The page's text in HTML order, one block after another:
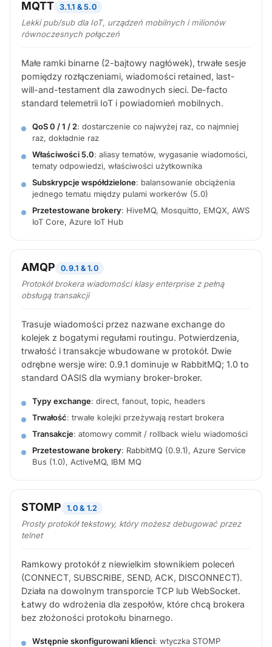
MQTT 3.1.1 & 5.0
Lekki pub/sub dla IoT, urządzeń mobilnych i milionów
równoczesnych połączeń
Małe ramki binarne (2-bajtowy nagłówek), trwałe sesje
pomiędzy rozłączeniami, wiadomości retained, last-
will-and-testament dla zawodnych sieci. De-facto
standard telemetrii IoT i powiadomień mobilnych.
QoS 0 / 1 / 2: dostarczenie co najwyżej raz, co najmniej
raz, dokładnie raz
Właściwości 5.0: aliasy tematów, wygasanie wiadomości,
tematy odpowiedzi, właściwości użytkownika
Subskrypcje współdzielone: balansowanie obciążenia
jednego tematu między pulami workerów (5.0)
Przetestowane brokery: HiveMQ, Mosquitto, EMQX, AWS
IoT Core, Azure IoT Hub
AMQP 0.9.1 & 1.0
Protokół brokera wiadomości klasy enterprise z pełną
obsługą transakcji
Trasuje wiadomości przez nazwane exchange do
kolejek z bogatymi regułami routingu. Potwierdzenia,
trwałość i transakcje wbudowane w protokół. Dwie
odrębne wersje wire: 0.9.1 dominuje w RabbitMQ; 1.0 to
standard OASIS dla wymiany broker-broker.
Typy exchange: direct, fanout, topic, headers
Trwałość: trwałe kolejki przeżywają restart brokera
Transakcje: atomowy commit / rollback wielu wiadomości
Przetestowane brokery: RabbitMQ (0.9.1), Azure Service
Bus (1.0), ActiveMQ, IBM MQ
STOMP 1.0 & 1.2
Prosty protokół tekstowy, który możesz debugować przez
telnet
Ramkowy protokół z niewielkim słownikiem poleceń
(CONNECT, SUBSCRIBE, SEND, ACK, DISCONNECT).
Działa na dowolnym transporcie TCP lub WebSocket.
Łatwy do wdrożenia dla zespołów, które chcą brokera
bez złożoności protokołu binarnego.
Wstępnie skonfigurowani klienci: wtyczka STOMP